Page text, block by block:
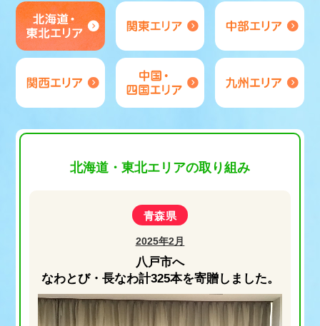
北海道・東北エリアの取り組み
青森県​
2025年2月
八戸市へ
なわとび・長なわ計325本を寄贈しました。